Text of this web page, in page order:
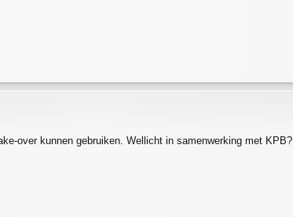
over kunnen gebruiken. Wellicht in samenwerking met KPB?